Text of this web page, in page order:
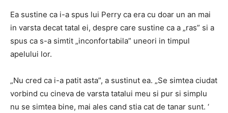
Ea sustine ca i-a spus lui Perry ca era cu doar un an mai
in varsta decat tatal ei, despre care sustine ca a „ras” si a
spus ca s-a simtit „inconfortabila” uneori in timpul
apelului lor.
„Nu cred ca i-a patit asta”, a sustinut ea. „Se simtea ciudat
vorbind cu cineva de varsta tatalui meu si pur si simplu
nu se simtea bine, mai ales cand stia cat de tanar sunt. ‘